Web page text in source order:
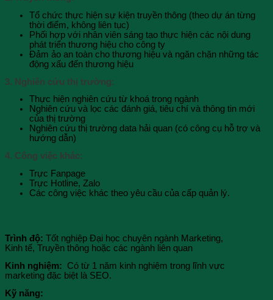
Tổ chức thực hiện sự kiện truyền thông (theo dự án từng
thời điểm, không liên tục)
Phối hợp với nhân viên sáng tạo thực hiện các nội dung
phát triển thương hiệu cho công ty
Đảm ảo an toàn cho thương hiệu và ngăn chặn những tác
động xấu đến thương hiệu
3. Nghiên cứu thị trường:
Thực hiện nghiên cứu từ khoá trong ngành
Nghiên cứu và lọc các đánh giá, tiêu chí và thông tin mới
của thị trường
Nghiên cứu thị trường data hải quan (có công cụ hỗ trợ và
hướng dẫn)
4. Công việc khác:
Trực Fanpage
Trực Hotline, Zalo
Các công việc khác theo yêu cầu của cấp quản lý.
Trình độ: Tốt nghiệp Đại học chuyên ngành Marketing,
Kinh tế, Truyền thông hoặc các ngành liên quan
Kinh nghiệm:
Có từ 1 năm kinh nghiệm trong lĩnh vực
marketing đặc biệt là SEO.
Kỹ năng: